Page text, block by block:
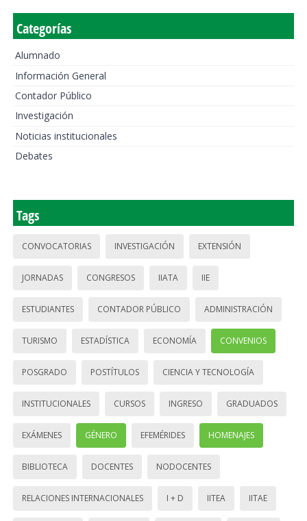
Categorías
Alumnado
Información General
Contador Público
Investigación
Noticias institucionales
Debates
Tags
CONVOCATORIAS INVESTIGACIÓN EXTENSIÓN
JORNADAS CONGRESOS IIATA IIE
ESTUDIANTES CONTADOR PÚBLICO ADMINISTRACIÓN
TURISMO ESTADÍSTICA ECONOMÍA CONVENIOS
POSGRADO POSTÍTULOS CIENCIA Y TECNOLOGÍA
INSTITUCIONALES CURSOS INGRESO GRADUADOS
EXÁMENES GÉNERO EFEMÉRIDES HOMENAJES
BIBLIOTECA DOCENTES NODOCENTES
RELACIONES INTERNACIONALES I + D IITEA IITAE